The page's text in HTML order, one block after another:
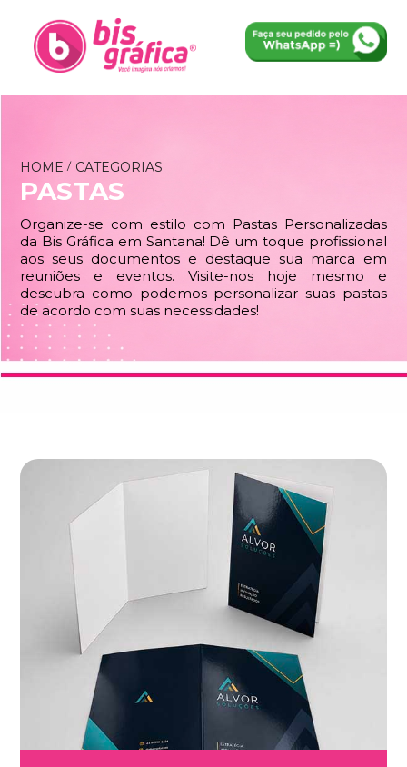
HOME CATEGORIAS
PASTAS
Organize-se com estilo com Pastas Personalizadas
da Bis Gráfica em Santana! Dê um toque profissional
aos seus documentos e destaque sua marca em
reuniões e eventos. Visite-nos hoje mesmo e
descubra como podemos personalizar suas pastas
de acordo com suas necessidades!